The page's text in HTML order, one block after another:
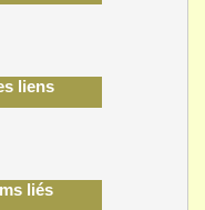
liens
liés